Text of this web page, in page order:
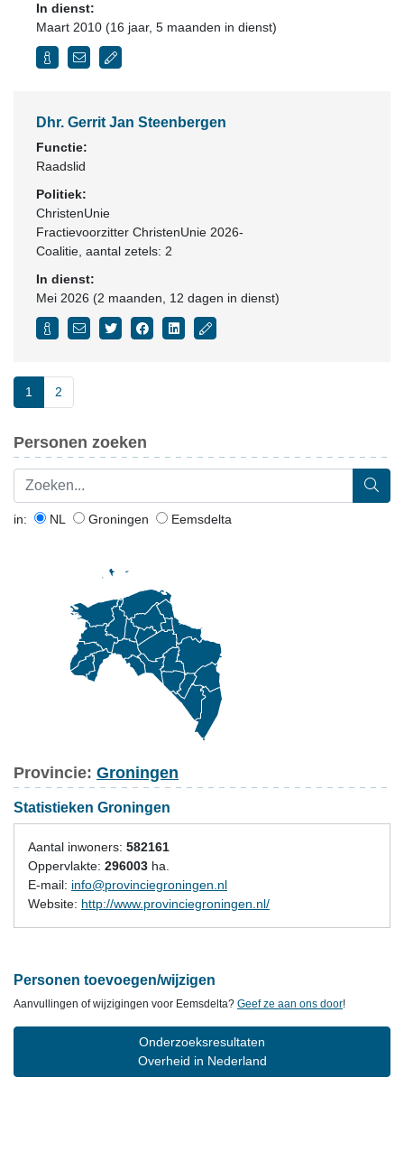
In dienst:
Maart 2010 (16 jaar, 5 maanden in dienst)
Dhr. Gerrit Jan Steenbergen
Functie:
Raadslid
Politiek:
ChristenUnie
Fractievoorzitter ChristenUnie 2026-
Coalitie , aantal zetels: 2
In dienst:
Mei 2026 (2 maanden, 12 dagen in dienst)
1 2
Personen zoeken
in: NL Groningen Eemsdelta
Provincie: Groningen
Statistieken Groningen
Aantal inwoners: 582161
Oppervlakte: 296003 ha.
E-mail: info@provinciegroningen.nl
Website: http://www.provinciegroningen.nl/
Personen toevoegen/wijzigen
Aanvullingen of wijzigingen voor Eemsdelta? Geef ze aan ons door!
Onderzoeksresultaten
Overheid in Nederland